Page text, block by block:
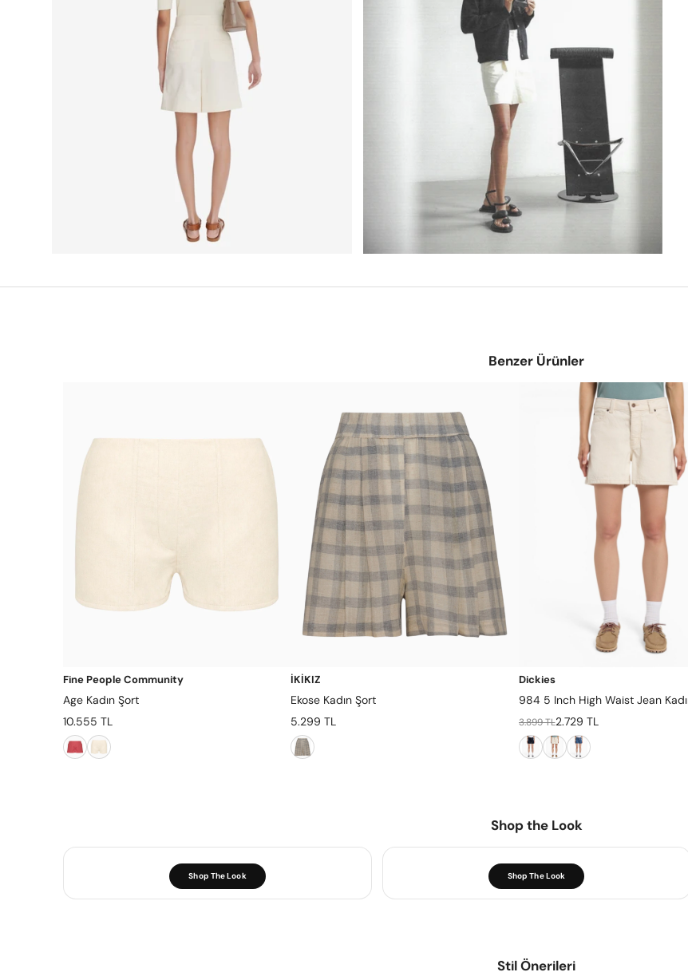
Benzer Ürünler
Fine People Community
Age Kadın Şort
10.555 TL
İKİKIZ
Ekose Kadın Şort
5.299 TL
Dickies
984 5 Inch High Waist Jean
3.899 TL2.729 TL
Shop the Look
Shop The Look Shop The Look
Stil Önerileri